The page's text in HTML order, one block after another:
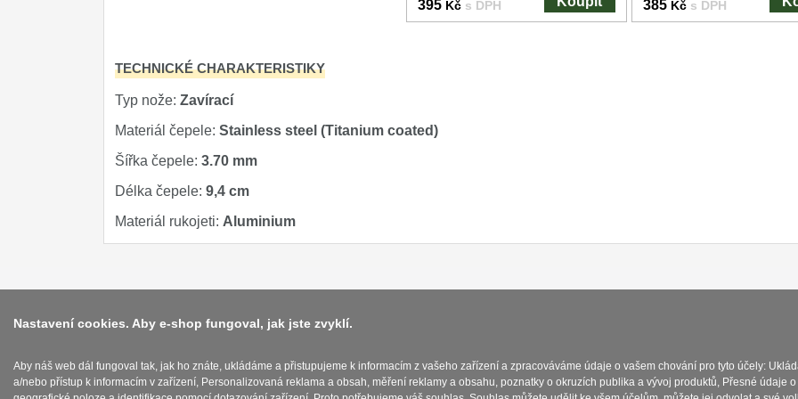
395 Kč s DPH 385 Kč s DPH
TECHNICKÉ CHARAKTERISTIKY
Typ nože: Zavírací
Materiál čepele: Stainless steel (Titanium coated)
Šířka čepele: 3.70 mm
Délka čepele: 9,4 cm
Materiál rukojeti: Aluminium
Nastavení cookies. Aby e-shop fungoval, jak jste zvyklí.
Aby náš web dál fungoval tak, jak ho znáte, ukládáme a přistupujeme k informacím z vašeho zařízení a zpracováváme údaje o vašem chování pro tyto účely:
a/nebo přístup k informacím v zařízení, Personalizovaná reklama a obsah, měření reklamy a obsahu, poznatky o okruzích publika a vývoj produktů, Přesné údaje o